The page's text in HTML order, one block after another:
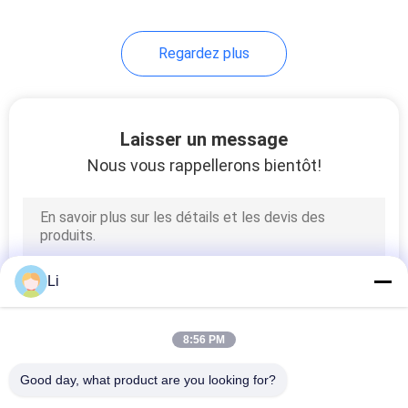
Regardez plus
Laisser un message
Nous vous rappellerons bientôt!
Li
8:56 PM
Good day, what product are you looking for?